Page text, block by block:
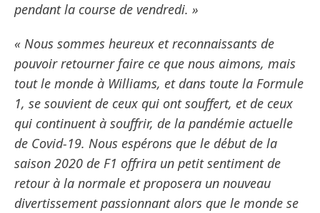
pendant la course de vendredi. »
« Nous sommes heureux et reconnaissants de
pouvoir retourner faire ce que nous aimons, mais
tout le monde à Williams, et dans toute la Formule
1, se souvient de ceux qui ont souffert, et de ceux
qui continuent à souffrir, de la pandémie actuelle
de Covid-19. Nous espérons que le début de la
saison 2020 de F1 offrira un petit sentiment de
retour à la normale et proposera un nouveau
divertissement passionnant alors que le monde se